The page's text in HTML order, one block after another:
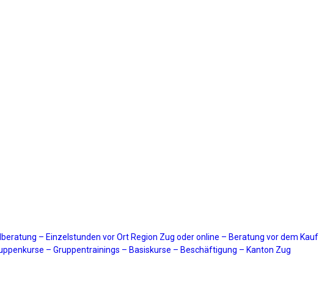
– Einzelstunden vor Ort Region Zug oder online – Beratung vor dem Kauf
– Gruppentrainings – Basiskurse – Beschäftigung – Kanton Zug